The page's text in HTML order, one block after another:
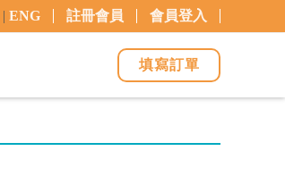
| ENG 註冊會員 會員登入
填寫訂單